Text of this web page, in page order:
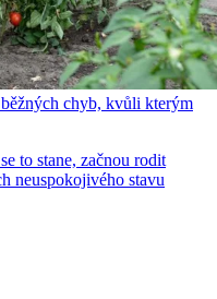
chyb, kvůli kterým
to stane, začnou rodit
neuspokojivého stavu